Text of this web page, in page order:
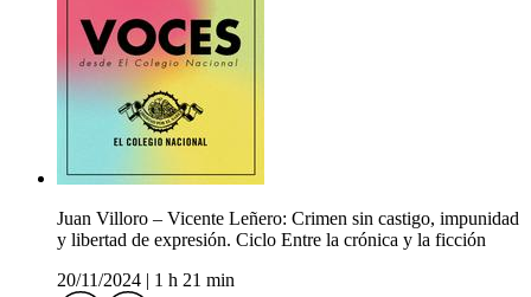
Juan Villoro – Vicente Leñero: Crimen sin castigo, impunidad
y libertad de expresión. Ciclo Entre la crónica y la ficción
20/11/2024
1 h 21 min